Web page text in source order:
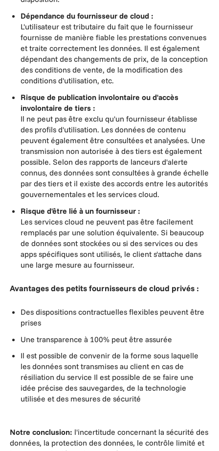
Dépendance du fournisseur de cloud :
L'utilisateur est tributaire du fait que le fournisseur
fournisse de manière fiable les prestations convenues
et traite correctement les données. Il est également
dépendant des changements de prix, de la conception
des conditions de vente, de la modification des
conditions d'utilisation, etc.
Risque de publication involontaire ou d'accès
involontaire de tiers :
Il ne peut pas être exclu qu'un fournisseur établisse
des profils d'utilisation. Les données de contenu
peuvent également être consultées et analysées. Une
transmission non autorisée à des tiers est également
possible. Selon des rapports de lanceurs d'alerte
connus, des données sont consultées à grande échelle
par des tiers et il existe des accords entre les autorités
gouvernementales et les services cloud.
Risque d'être lié à un fournisseur :
Les services cloud ne peuvent pas être facilement
remplacés par une solution équivalente. Si beaucoup
de données sont stockées ou si des services ou des
apps spécifiques sont utilisés, le client s'attache dans
une large mesure au fournisseur.
Avantages des petits fournisseurs de cloud privés :
Des dispositions contractuelles flexibles peuvent être
prises
Une transparence à 100% peut être assurée
Il est possible de convenir de la forme sous laquelle
les données sont transmises au client en cas de
résiliation du service Il est possible de se faire une
idée précise des sauvegardes, de la technologie
utilisée et des mesures de sécurité
Notre conclusion: l'incertitude concernant la sécurité des
données, la protection des données, le contrôle limité et